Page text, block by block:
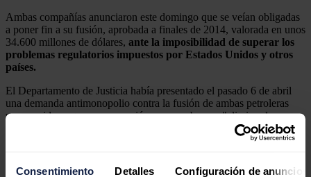
Consentimiento Detalles Configuración de anuncios
Ambas compañías anunciaron este domingo que se veían obligadas
a poner fin a su fusión, aprobada a finales de 2014, valorada en unos
34.600 millones de dólares, ante la imposibilidad de superar los
problemas regulatorios impuestos por Estados Unidos y otros
países.
El Departamento de Justicia había presentado el pasado 6 de abril
una demanda antimonopolio contra la fusión de ambas petroleras
por considerar que esa operación amenazaba con "eliminar la
competencia, aumentar los precios y reducir la innovación" en el
Unos días antes de anunciar la cancelación de su fusión con Baker